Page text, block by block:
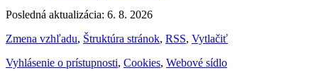
Posledná aktualizácia: 6. 8. 2026
Zmena vzhľadu, Štruktúra stránok, RSS, Vytlačiť
Vyhlásenie o prístupnosti, Cookies, Webové sídlo